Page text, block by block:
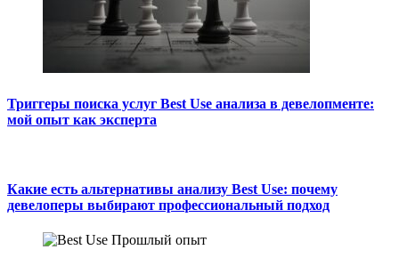
Триггеры поиска услуг Best Use анализа в девелопменте:
мой опыт как эксперта
Какие есть альтернативы анализу Best Use: почему
девелоперы выбирают профессиональный подход